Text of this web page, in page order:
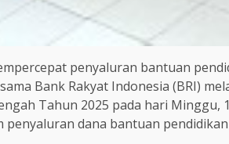
penyaluran bantuan
Bank Rakyat Indonesia (BRI)
Tahun 2025 pada hari
penyaluran dana bantuan